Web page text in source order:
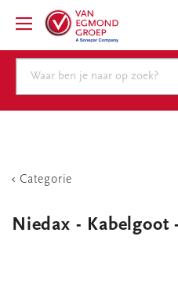
Categorie
Niedax - Kabelgoot